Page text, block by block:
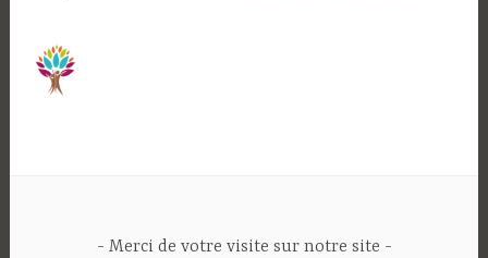
Merci de votre visite sur notre site